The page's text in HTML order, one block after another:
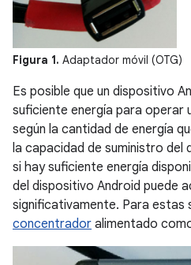
Figura 1. Adaptador móvil (OTG)
Es posible que un dispositivo
suficiente energía para operar
según la cantidad de energía
la capacidad de suministro del
si hay suficiente energía
del dispositivo Android puede
significativamente. Para estas
concentrador alimentado